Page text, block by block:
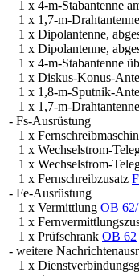
1 x 4-m-Stabantenne
1 x 1,7-m-
1 x Dipolantenne,
1 x Dipolantenne,
1 x 4-m-Stabantenne
1 x Diskus-Konus-
1 x 1,8-m-Sputnik-
1 x 1,7-m-
- Fs-Ausrüstung
1 x
1 x Wechselstrom-
1 x Wechselstrom-
1 x Fernschreibzusatz
- Fe-Ausrüstung
1 x Vermittlung OB
1 x
1 x Prüfschrank OB 62
- weitere
1 x